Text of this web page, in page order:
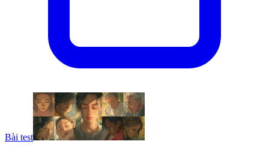
Bài test